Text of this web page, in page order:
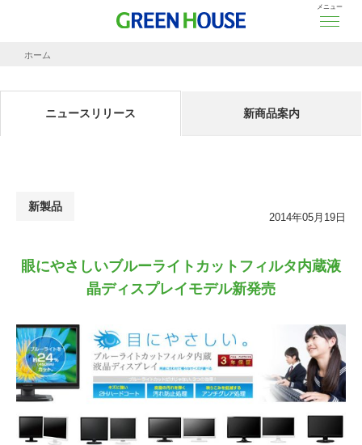
メニュー
ホーム
ニュースリリース 新商品案内
新製品
2014年05月19日
眼にやさしいブルーライトカットフィルタ内蔵液
晶ディスプレイモデル新発売